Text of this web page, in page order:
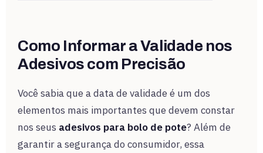
Como Informar a Validade nos
Adesivos com Precisão
Você sabia que a data de validade é um dos
elementos mais importantes que devem constar
nos seus adesivos para bolo de pote? Além de
garantir a segurança do consumidor, essa